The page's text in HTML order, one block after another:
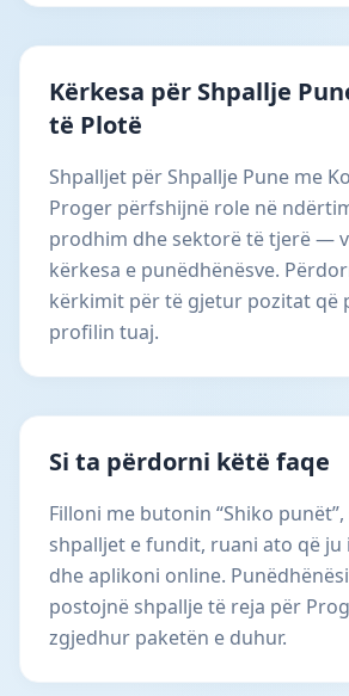
Kërkesa për Shpallje
të Plotë
Shpalljet për Shpallje Pune me
Proger përfshijnë role në
prodhim dhe sektorë të tjerë —
kërkesa e punëdhënësve.
kërkimit për të gjetur pozitat që
profilin tuaj.
Si ta përdorni këtë faqe
Filloni me butonin “Shiko
shpalljet e fundit, ruani ato që
dhe aplikoni online.
postojnë shpallje të reja për
zgjedhur paketën e duhur.